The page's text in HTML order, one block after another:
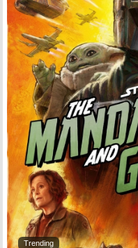
Trending